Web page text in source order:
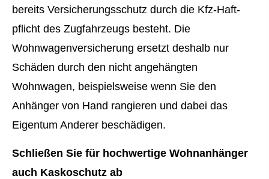
bereits Versicherungsschutz durch die Kfz-Haft­
pflicht des Zugfahrzeugs besteht. Die
Wohnwagenversicherung ersetzt deshalb nur
Schäden durch den nicht angehängten
Wohnwagen, beispielsweise wenn Sie den
Anhänger von Hand rangieren und dabei das
Eigentum Anderer beschädigen.
Schließen Sie für hochwertige Wohnanhänger
auch Kaskoschutz ab